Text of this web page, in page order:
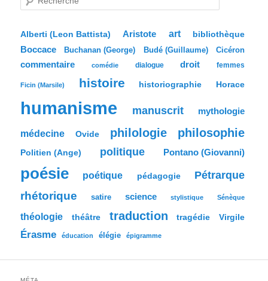
c
e
r
c
e
Alberti (Leon Battista) Aristote art bibliothèque
Boccace Buchanan (George) Budé (Guillaume) Cicéron
commentaire comédie dialogue droit femmes
Ficin (Marsile) histoire historiographie Horace
humanisme manuscrit mythologie
médecine Ovide philologie philosophie
Politien (Ange) politique Pontano (Giovanni)
poésie poétique pédagogie Pétrarque
rhétorique satire science stylistique Sénèque
théologie théâtre traduction tragédie Virgile
Érasme éducation élégie épigramme